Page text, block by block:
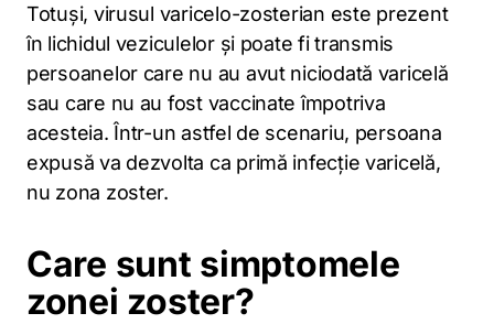
Totuși, virusul varicelo-zosterian este prezent
în lichidul veziculelor și poate fi transmis
persoanelor care nu au avut niciodată varicelă
sau care nu au fost vaccinate împotriva
acesteia. Într-un astfel de scenariu, persoana
expusă va dezvolta ca primă infecție varicelă,
nu zona zoster.
Care sunt simptomele
zonei zoster?